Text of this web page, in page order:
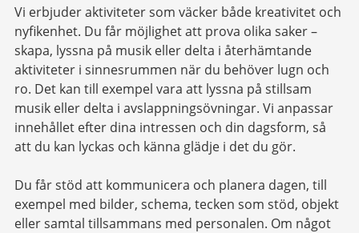
Vi erbjuder aktiviteter som väcker både kreativitet och
nyfikenhet. Du får möjlighet att prova olika saker –
skapa, lyssna på musik eller delta i återhämtande
aktiviteter i sinnesrummen när du behöver lugn och
ro. Det kan till exempel vara att lyssna på stillsam
musik eller delta i avslappningsövningar. Vi anpassar
innehållet efter dina intressen och din dagsform, så
att du kan lyckas och känna glädje i det du gör.
Du får stöd att kommunicera och planera dagen, till
exempel med bilder, schema, tecken som stöd, objekt
eller samtal tillsammans med personalen. Om något